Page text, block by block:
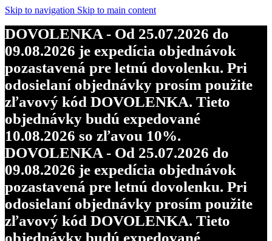
Skip to navigation Skip to main content
DOVOLENKA - Od 25.07.2026 do
09.08.2026 je expedícia objednávok
pozastavená pre letnú dovolenku. Pri
odosielaní objednávky prosím použite
zľavový kód DOVOLENKA. Tieto
objednávky budú expedované
10.08.2026 so zľavou 10%.
DOVOLENKA - Od 25.07.2026 do
09.08.2026 je expedícia objednávok
pozastavená pre letnú dovolenku. Pri
odosielaní objednávky prosím použite
zľavový kód DOVOLENKA. Tieto
objednávky budú expedované